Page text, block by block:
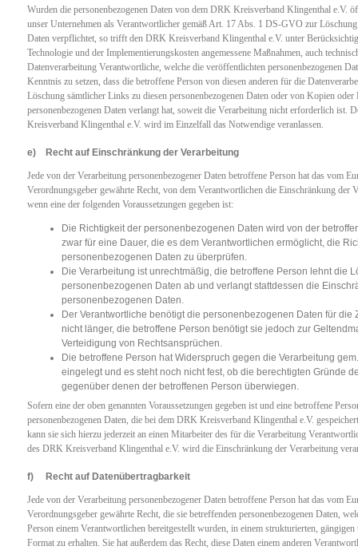
Wurden die personenbezogenen Daten von dem DRK Kreisverband Klingenthal e.V.
unser Unternehmen als Verantwortlicher gemäß Art. 17 Abs. 1 DS-GVO zur Löschung
Daten verpflichtet, so trifft den DRK Kreisverband Klingenthal e.V. unter
Technologie und der Implementierungskosten angemessene Maßnahmen, auch
Datenverarbeitung Verantwortliche, welche die veröffentlichten personenbezogenen
Kenntnis zu setzen, dass die betroffene Person von diesen anderen für die
Löschung sämtlicher Links zu diesen personenbezogenen Daten oder von Kopien oder
personenbezogenen Daten verlangt hat, soweit die Verarbeitung nicht erforderlich ist.
Kreisverband Klingenthal e.V. wird im Einzelfall das Notwendige veranlassen.
e) Recht auf Einschränkung der Verarbeitung
Jede von der Verarbeitung personenbezogener Daten betroffene Person hat das vom
Verordnungsgeber gewährte Recht, von dem Verantwortlichen die Einschränkung der
wenn eine der folgenden Voraussetzungen gegeben ist:
Die Richtigkeit der personenbezogenen Daten wird von der
zwar für eine Dauer, die es dem Verantwortlichen ermöglicht, die
personenbezogenen Daten zu überprüfen.
Die Verarbeitung ist unrechtmäßig, die betroffene Person lehnt die
personenbezogenen Daten ab und verlangt stattdessen die
personenbezogenen Daten.
Der Verantwortliche benötigt die personenbezogenen Daten für die
nicht länger, die betroffene Person benötigt sie jedoch zur
Verteidigung von Rechtsansprüchen.
Die betroffene Person hat Widerspruch gegen die Verarbeitung
eingelegt und es steht noch nicht fest, ob die berechtigten Gründe
gegenüber denen der betroffenen Person überwiegen.
Sofern eine der oben genannten Voraussetzungen gegeben ist und eine betroffene
personenbezogenen Daten, die bei dem DRK Kreisverband Klingenthal e.V.
kann sie sich hierzu jederzeit an einen Mitarbeiter des für die Verarbeitung
des DRK Kreisverband Klingenthal e.V. wird die Einschränkung der Verarbeitung
f) Recht auf Datenübertragbarkeit
Jede von der Verarbeitung personenbezogener Daten betroffene Person hat das vom
Verordnungsgeber gewährte Recht, die sie betreffenden personenbezogenen Daten,
Person einem Verantwortlichen bereitgestellt wurden, in einem strukturierten, gängigen
Format zu erhalten. Sie hat außerdem das Recht, diese Daten einem anderen